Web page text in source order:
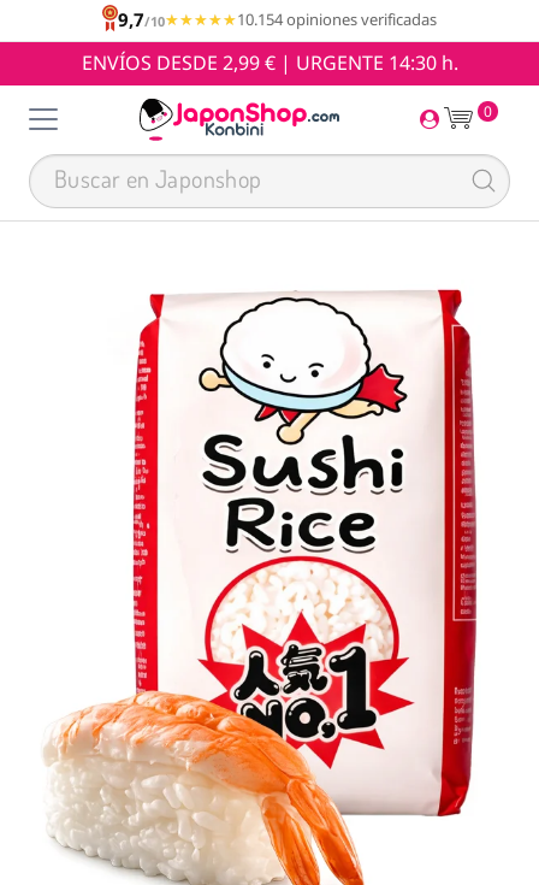
9,7/10★★★★★
★★★★★10.154 opiniones verificadas
ENVÍOS DESDE 2,99 € | URGENTE 14:30 h.
0